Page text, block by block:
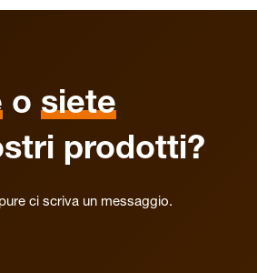
o siete
prodotti?
ci scriva un messaggio.